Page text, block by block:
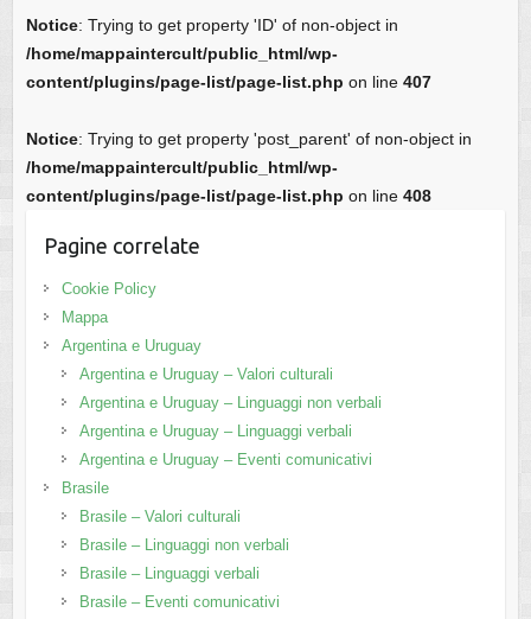
Notice: Trying to get property 'ID' of non-object in
/home/mappaintercult/public_html/wp-
content/plugins/page-list/page-list.php on line 407
Notice: Trying to get property 'post_parent' of non-object in
/home/mappaintercult/public_html/wp-
content/plugins/page-list/page-list.php on line 408
Pagine correlate
Cookie Policy
Mappa
Argentina e Uruguay
Argentina e Uruguay – Valori culturali
Argentina e Uruguay – Linguaggi non verbali
Argentina e Uruguay – Linguaggi verbali
Argentina e Uruguay – Eventi comunicativi
Brasile
Brasile – Valori culturali
Brasile – Linguaggi non verbali
Brasile – Linguaggi verbali
Brasile – Eventi comunicativi